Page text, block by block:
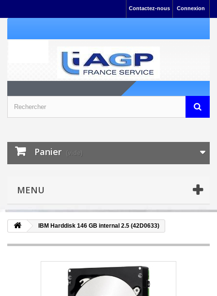
Connexion
Contactez-nous
Panier (vide)
MENU
IBM Harddisk 146 GB internal 2.5 (42D0633)